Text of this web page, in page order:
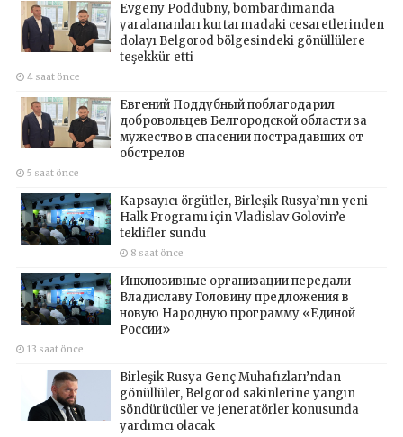
Evgeny Poddubny, bombardımanda
yaralananları kurtarmadaki cesaretlerinden
dolayı Belgorod bölgesindeki gönüllülere
teşekkür etti
4 saat önce
Евгений Поддубный поблагодарил
добровольцев Белгородской области за
мужество в спасении пострадавших от
обстрелов
5 saat önce
Kapsayıcı örgütler, Birleşik Rusya’nın yeni
Halk Programı için Vladislav Golovin’e
teklifler sundu
8 saat önce
Инклюзивные организации передали
Владиславу Головину предложения в
новую Народную программу «Единой
России»
13 saat önce
Birleşik Rusya Genç Muhafızları’ndan
gönüllüler, Belgorod sakinlerine yangın
söndürücüler ve jeneratörler konusunda
yardımcı olacak